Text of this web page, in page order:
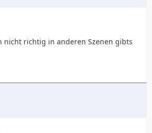
nicht richtig in anderen Szenen gibts